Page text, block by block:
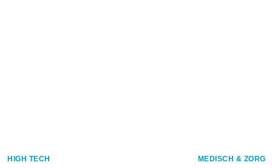
HIGH TECH MEDISCH & ZORG